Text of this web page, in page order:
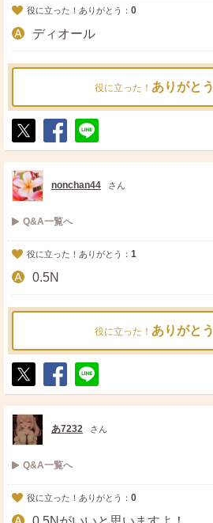
役に立った！ありがとう： 0
ディオール
役に立った！ ありがとう
ポ
ス
ト
シ
ェ
送
る
nonchan44 さん
Q&A一覧へ
役に立った！ありがとう： 1
0.5N
役に立った！ ありがとう
ポ
ス
ト
シ
ェ
送
る
あ7232 さん
Q&A一覧へ
役に立った！ありがとう： 0